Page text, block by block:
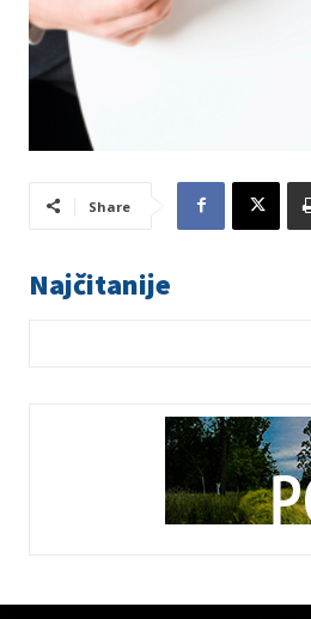
Share
Najčitanije